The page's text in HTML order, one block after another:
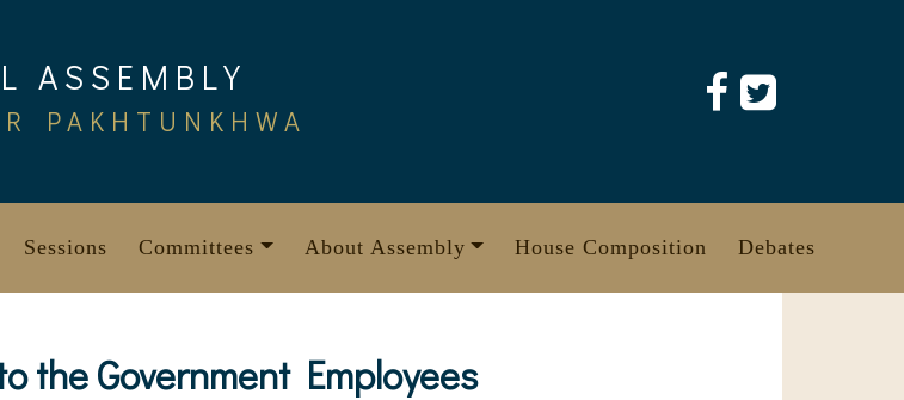
ASSEMBLY
PAKHTUNKHWA
Sessions Committees About Assembly House Composition Debates
the Government Employees